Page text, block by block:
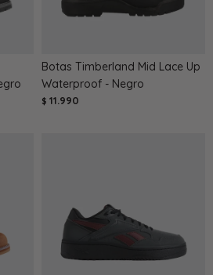
Botas Timberland Mid Lace Up
Waterproof - Negro
$ 11.990